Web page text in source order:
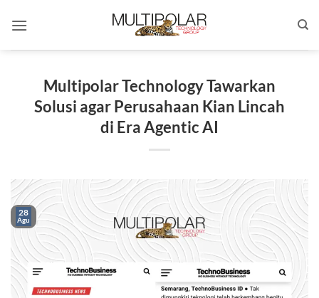
Multipolar Technology Tawarkan
Solusi agar Perusahaan Kian Lincah
di Era Agentic AI
28
Agu